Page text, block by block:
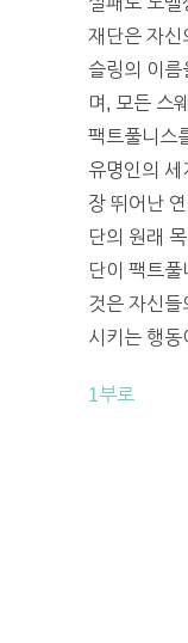
재단은 자신
슬링의 이
며, 모든 스
팩트풀니스
유명인의
장 뛰어난
단의 원래
단이 팩트
것은 자신들
시키는 행동
1부로